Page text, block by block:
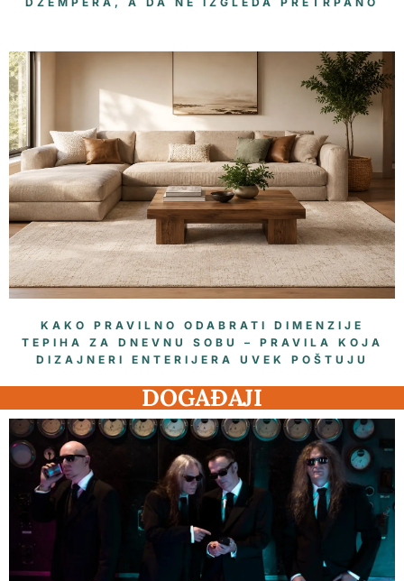
KAKO PRAVILNO ODABRATI DIMENZIJE
TEPIHA ZA DNEVNU SOBU – PRAVILA KOJA
DIZAJNERI ENTERIJERA UVEK POŠTUJU
DOGAĐAJI